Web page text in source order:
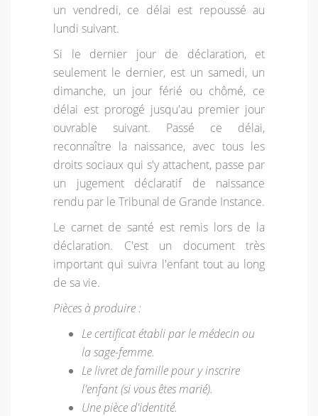
un vendredi, ce délai est repoussé au
lundi suivant.
Si le dernier jour de déclaration, et
seulement le dernier, est un samedi, un
dimanche, un jour férié ou chômé, ce
délai est prorogé jusqu'au premier jour
ouvrable suivant. Passé ce délai,
reconnaître la naissance, avec tous les
droits sociaux qui s'y attachent, passe par
un jugement déclaratif de naissance
rendu par le Tribunal de Grande Instance.
Le carnet de santé est remis lors de la
déclaration. C'est un document très
important qui suivra l'enfant tout au long
de sa vie.
Pièces à produire :
Le certificat établi par le médecin ou
la sage-femme.
Le livret de famille pour y inscrire
l'enfant (si vous êtes marié).
Une pièce d'identité.